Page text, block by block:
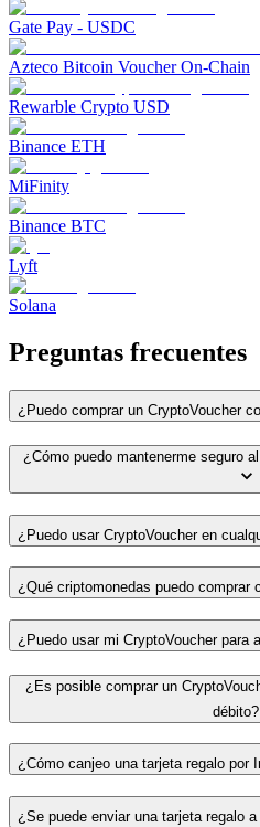
Gate Pay - USDC
Azteco Bitcoin Voucher On-Chain
Rewarble Crypto USD
Binance ETH
MiFinity
Binance BTC
Lyft
Solana
Preguntas frecuentes
¿Puedo comprar un CryptoVoucher
¿Cómo puedo mantenerme seguro
¿Puedo usar CryptoVoucher en
¿Qué criptomonedas puedo comprar
¿Puedo usar mi CryptoVoucher para
¿Es posible comprar un
débito?
¿Cómo canjeo una tarjeta regalo por
¿Se puede enviar una tarjeta regalo